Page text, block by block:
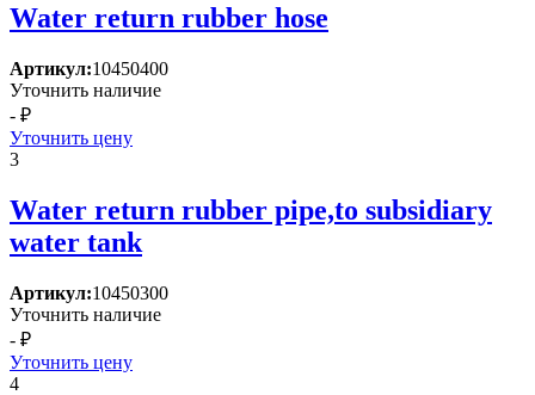
Water return rubber hose
Артикул:10450400
Уточнить наличие
- ₽
Уточнить цену
3
Water return rubber pipe,to subsidiary
water tank
Артикул:10450300
Уточнить наличие
- ₽
Уточнить цену
4